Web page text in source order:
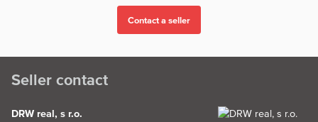
Seller contact
DRW real, s r.o.